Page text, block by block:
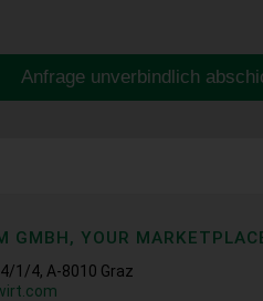
Anfrage unverbindlich
GMBH, YOUR
1/4, A-8010 Graz